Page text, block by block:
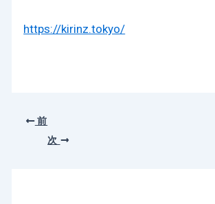
https://kirinz.tokyo/
前
次